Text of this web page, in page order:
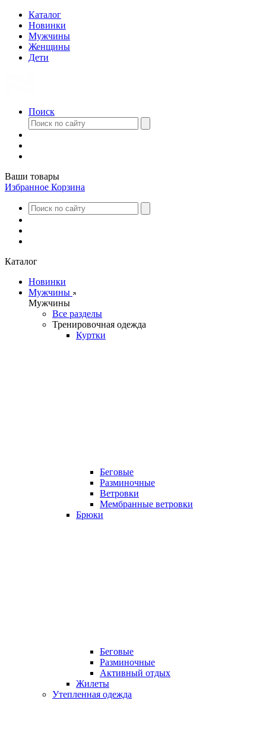
Каталог
Новинки
Мужчины
Женщины
Дети
Поиск
Ваши товары
Избранное Корзина
Каталог
Новинки
Мужчины
Мужчины
Все разделы
Тренировочная одежда
Куртки
Беговые
Разминочные
Ветровки
Мембранные ветровки
Брюки
Беговые
Разминочные
Активный отдых
Жилеты
Утепленная одежда